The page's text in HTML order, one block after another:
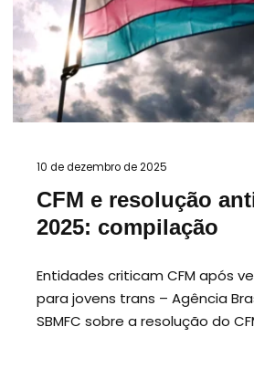
10 de dezembro de 2025
CFM e resolução
2025: compilação
Entidades criticam CFM após
para jovens trans – Agência
SBMFC sobre a resolução do